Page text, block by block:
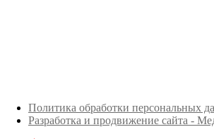
Политика обработки персональных
Разработка и продвижение сайта -